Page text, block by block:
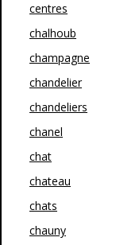
centres
chalhoub
champagne
chandelier
chandeliers
chanel
chat
chateau
chats
chauny